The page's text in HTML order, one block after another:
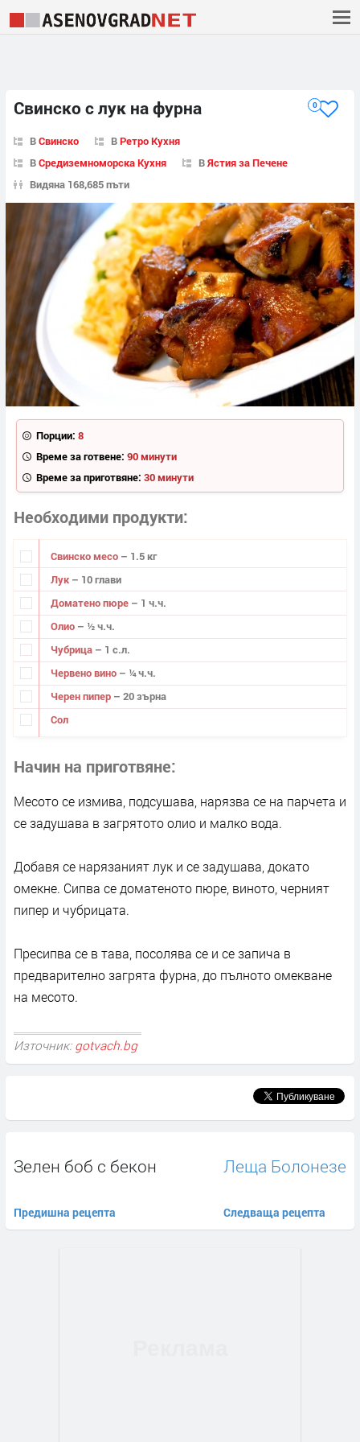
Свинско с лук на фурна 0
ВСвинско ВРетро Кухня
ВСредиземноморска Кухня ВЯстия за Печене
Видяна 168,685 пъти
Порции: 8
Време за готвене: 90 минути
Време за приготвяне: 30 минути
Необходими продукти
Свинско месо – 1.5 кг
Лук – 10 глави
Доматено пюре – 1 ч.ч.
Олио – ½ ч.ч.
Чубрица – 1 с.л.
Червено вино – ¼ ч.ч.
Черен пипер – 20 зърна
Сол
Начин на приготвяне
Месото се измива, подсушава, нарязва се на парчета и
се задушава в загрятото олио и малко вода.
Добавя се нарязаният лук и се задушава, докато
омекне. Сипва се доматеното пюре, виното, черният
пипер и чубрицата.
Пресипва се в тава, посолява се и се запича в
предварително загрята фурна, до пълното омекване
на месото.
Източник: gotvach.bg
Зелен боб с бекон
Предишна рецепта
Леща Болонезе
Следваща рецепта